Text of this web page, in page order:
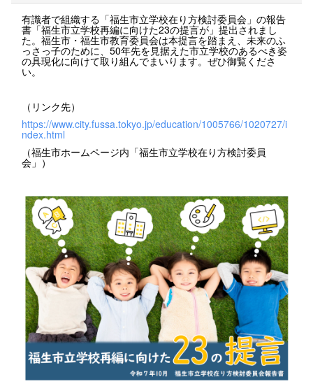
有識者で組織する「福生市立学校在り方検討委員会」の報告
書「福生市立学校再編に向けた23の提言が」提出されまし
た。福生市・福生市教育委員会は本提言を踏まえ、未来のふ
っさっ子のために、50年先を見据えた市立学校のあるべき姿
の具現化に向けて取り組んでまいります。ぜひ御覧くださ
い。
（リンク先）
https://www.city.fussa.tokyo.jp/education/1005766/1020727/i
ndex.html
（福生市ホームページ内「福生市立学校在り方検討委員
会」）